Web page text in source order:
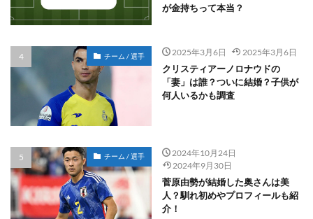
が金持ちって本当？
チーム / 選手 2025年3月6日 2025年3月6日
クリスティアーノロナウドの
「妻」は誰？ついに結婚？子供が
何人いるかも調査
チーム / 選手
2024年10月24日
2024年9月30日
菅原由勢が結婚した奥さんは美
人？馴れ初めやプロフィールも紹
介！